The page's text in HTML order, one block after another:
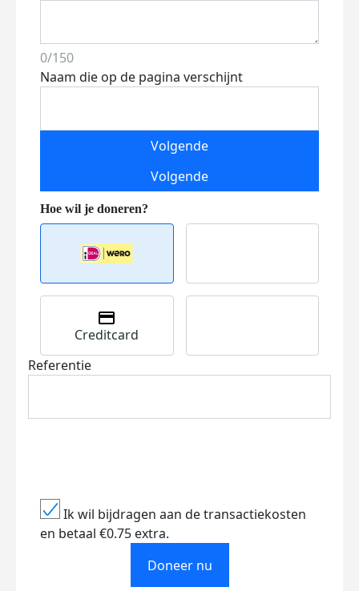
0/150
Naam die op de pagina verschijnt
Volgende
Volgende
Creditcard
Referentie
Ik wil bijdragen aan de transactiekosten
en betaal €0.75 extra.
Doneer nu